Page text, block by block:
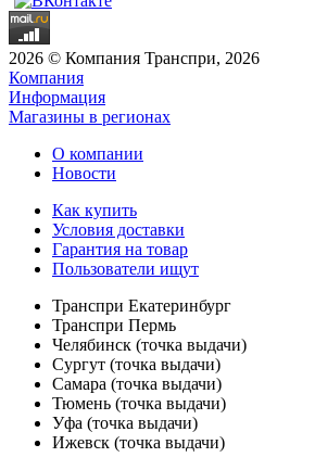
2026 © Компания Транспри, 2026
Компания
Информация
Магазины в регионах
О компании
Новости
Как купить
Условия доставки
Гарантия на товар
Пользователи ищут
Транспри Екатеринбург
Транспри Пермь
Челябинск (точка выдачи)
Сургут (точка выдачи)
Самара (точка выдачи)
Тюмень (точка выдачи)
Уфа (точка выдачи)
Ижевск (точка выдачи)